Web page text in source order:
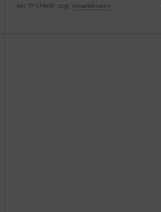
inkl. 19 % MwSt. zzgl. Versandkosten